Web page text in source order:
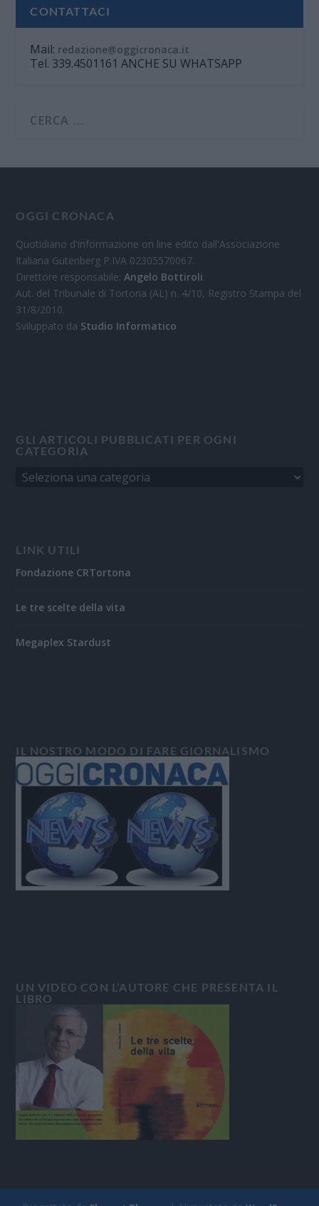
CONTATTACI
Mail: redazione@oggicronaca.it
Tel. 339.4501161 ANCHE SU WHATSAPP
OGGI CRONACA
Quotidiano d'informazione on line edito dall'Associazione
Italiana Gutenberg P.IVA 02305570067.
Direttore responsabile:Angelo Bottiroli.
Aut. del Tribunale di Tortona (AL) n. 4/10, Registro Stampa del
31/8/2010.
Sviluppato da Studio Informatico
GLI ARTICOLI PUBBLICATI PER OGNI
CATEGORIA
LINK UTILI
Fondazione CRTortona
Le tre scelte della vita
Megaplex Stardust
IL NOSTRO MODO DI FARE GIORNALISMO
UN VIDEO CON L’AUTORE CHE PRESENTA IL
LIBRO